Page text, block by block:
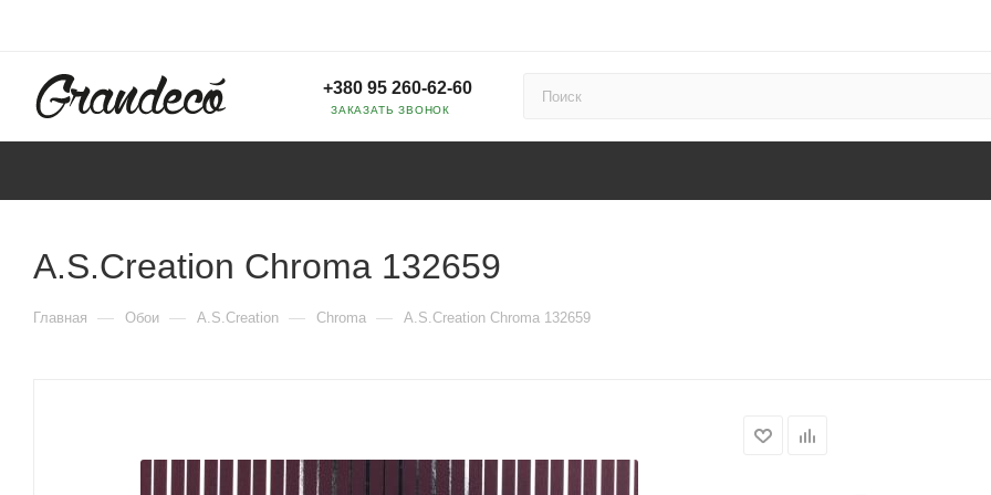
+380 95 260-62-60
ЗАКАЗАТЬ ЗВОНОК
A.S.Creation Chroma 132659
Главная — Обои — A.S.Creation — Chroma — A.S.Creation Chroma 132659